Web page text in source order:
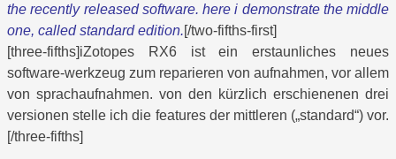
the recently released software. here i demonstrate the middle
one, called standard edition.[/two-fifths-first]
[three-fifths]iZotopes RX6 ist ein erstaunliches neues
software-werkzeug zum reparieren von aufnahmen, vor allem
von sprachaufnahmen. von den kürzlich erschienenen drei
versionen stelle ich die features der mittleren („standard“) vor.
[/three-fifths]